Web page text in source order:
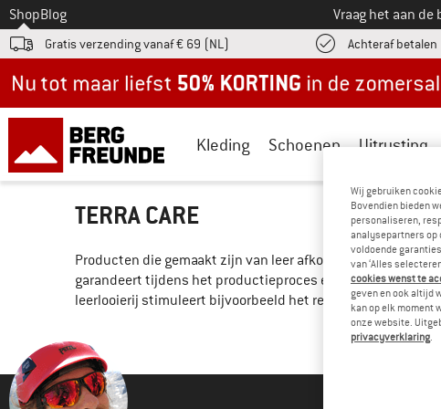
Naar
ShopBlog Vraag het aan de
Gratis verzending vanaf € 69 (NL) Achteraf betalen
Kleding Schoenen Uitrusting
TERRA CARE
Producten die gemaakt zijn van leer afkomstig van de
garandeert tijdens het productieproces een hoog niveau
leerlooierij stimuleert bijvoorbeeld het recyclen van
Wij gebruiken
Bovendien bieden
personaliseren,
analysepartners op
voldoende
van ‘Alles
cookies wenst te
geven en ook altijd
kan op elk moment
onze website.
privacyverklaring.